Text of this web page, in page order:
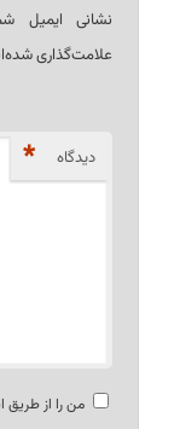
نشانی ایمیل
علامت‌گذاری
دیدگاه *
من را از طریق